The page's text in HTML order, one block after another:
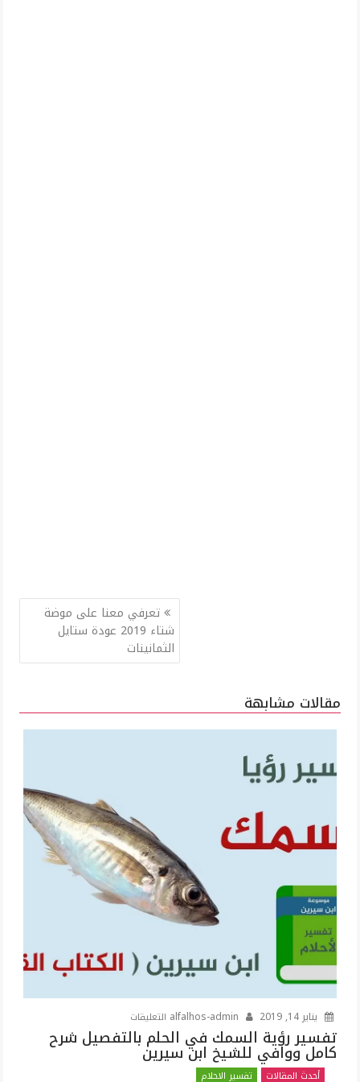
تعرفي معنا على موضة
شتاء 2019 عودة ستايل
الثمانينات
مقالات مشابهة
يناير 14, 2019 التعليقات
تفسير
تفسير رؤية السمك في الحلم بالتفصيل شرح
كامل ووافي للشيخ ابن سيرين
أحدث المقالات تفسير الاحلام